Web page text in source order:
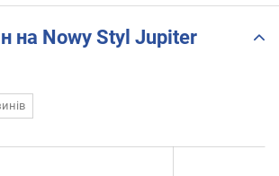
на Nowy Styl Jupiter